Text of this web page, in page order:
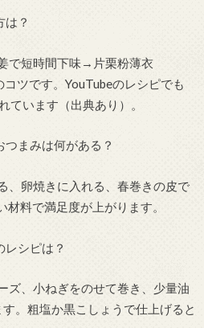
は？
で短時間下味→片栗粉薄衣
ツです。YouTubeのレシピでも
ています（出典あり）。
まみは何がある？
、卵焼きに入れる、春巻きの皮で
料で満足度が上がります。
レシピは？
ズ、小ねぎをのせて巻き、少量油
。粗塩か黒こしょうで仕上げると